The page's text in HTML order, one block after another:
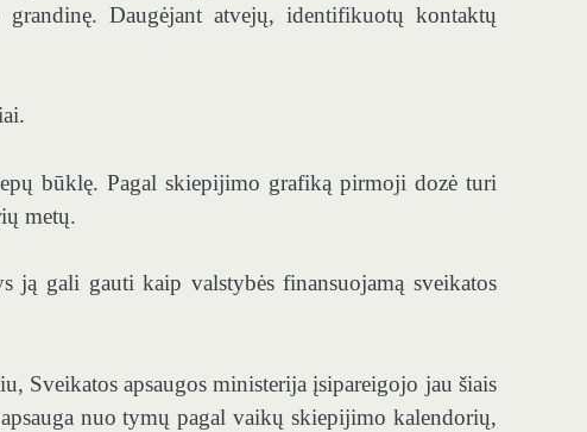
Daugėjant atvejų, identifikuotų kontaktų
būklę. Pagal skiepijimo grafiką pirmoji dozė turi
metų.
ją gali gauti kaip valstybės finansuojamą sveikatos
Sveikatos apsaugos ministerija įsipareigojo jau šiais
nuo tymų pagal vaikų skiepijimo kalendorių,